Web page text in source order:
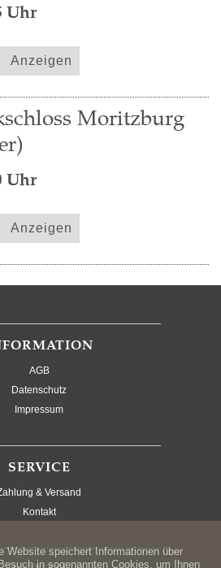
Uhr
Anzeigen
Moritzburg
Uhr
Anzeigen
AGB
Datenschutz
Impressum
SERVICE
& Versand
Kontakt
Website speichert Informationen über
in sogenannten Cookies, um Ihnen